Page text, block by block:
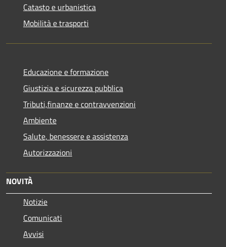
Catasto e urbanistica
Mobilità e trasporti
Educazione e formazione
Giustizia e sicurezza pubblica
Tributi,finanze e contravvenzioni
Ambiente
Salute, benessere e assistenza
Autorizzazioni
NOVITÀ
Notizie
Comunicati
Avvisi